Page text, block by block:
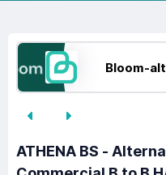
Bloom-
ATHENA BS -